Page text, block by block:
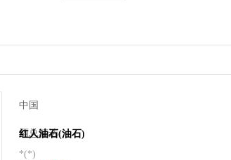
中国
酒总精选
红人油石(油石)
*(*)